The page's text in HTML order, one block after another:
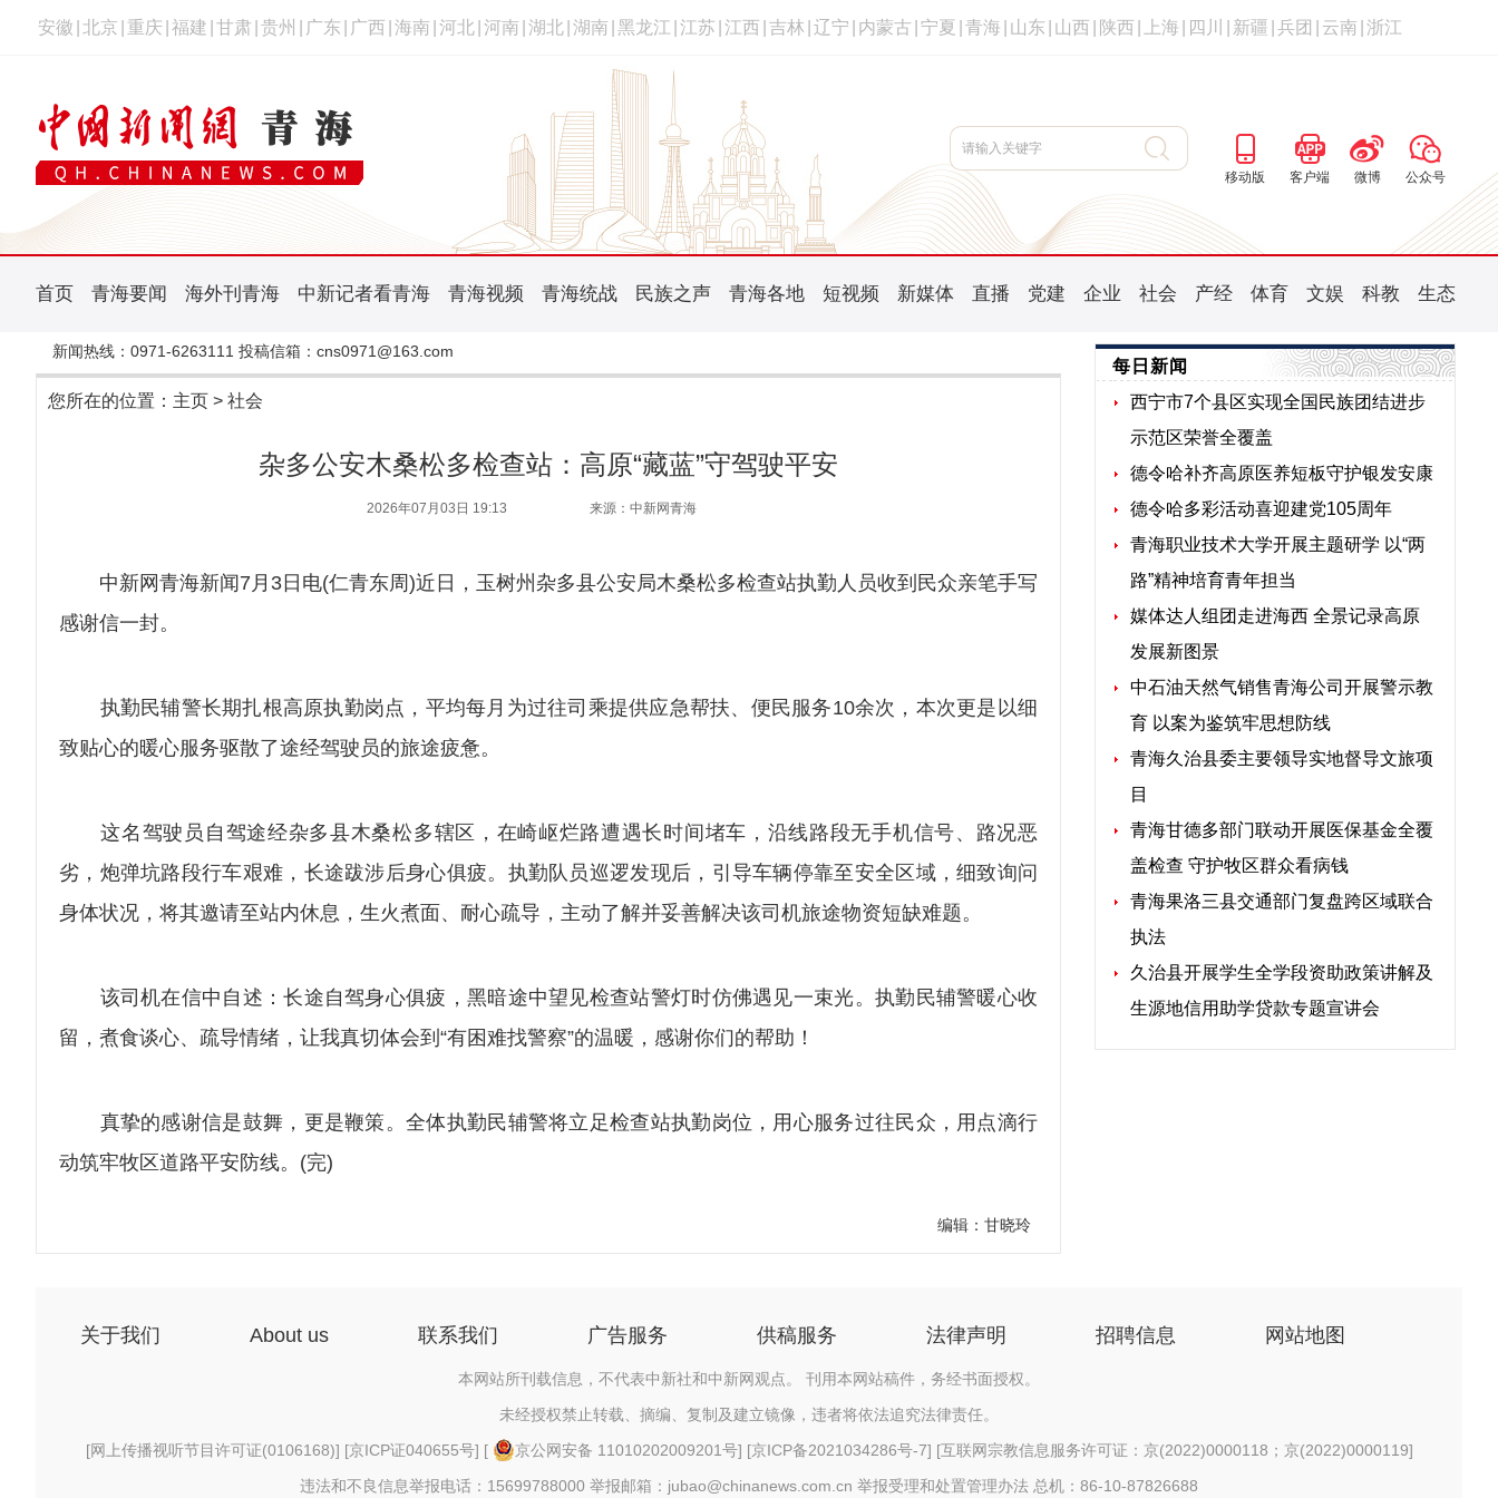
安徽 北京 重庆 福建 甘肃 贵州 广东 广西 海南 河北 河南 湖北 湖南 黑龙江 江苏 江西 吉林 辽宁 内蒙古 宁夏 青海 山东 山西 陕西 上海 四川 新疆 兵团 云南 浙江
移动版 客户端 微博 公众号
首页 青海要闻 海外刊青海 中新记者看青海 青海视频 青海统战 民族之声 青海各地 短视频 新媒体 直播 党建 企业 社会 产经 体育 文娱 科教 生态
新闻热线：0971-6263111 投稿信箱：cns0971@163.com
您所在的位置： 主页 > 社会
杂多公安木桑松多检查站：高原“藏蓝”守驾驶平安
2026年07月03日 19:13 来源：中新网青海
中新网青海新闻7月3日电(仁青东周)近日，玉树州杂多县公安局木桑松多检查站执勤人员收到民众亲笔手写
感谢信一封。
执勤民辅警长期扎根高原执勤岗点，平均每月为过往司乘提供应急帮扶、便民服务10余次，本次更是以细
致贴心的暖心服务驱散了途经驾驶员的旅途疲惫。
这名驾驶员自驾途经杂多县木桑松多辖区，在崎岖烂路遭遇长时间堵车，沿线路段无手机信号、路况恶
劣，炮弹坑路段行车艰难，长途跋涉后身心俱疲。执勤队员巡逻发现后，引导车辆停靠至安全区域，细致询问
身体状况，将其邀请至站内休息，生火煮面、耐心疏导，主动了解并妥善解决该司机旅途物资短缺难题。
该司机在信中自述：长途自驾身心俱疲，黑暗途中望见检查站警灯时仿佛遇见一束光。执勤民辅警暖心收
留，煮食谈心、疏导情绪，让我真切体会到“有困难找警察”的温暖，感谢你们的帮助！
真挚的感谢信是鼓舞，更是鞭策。全体执勤民辅警将立足检查站执勤岗位，用心服务过往民众，用点滴行
动筑牢牧区道路平安防线。(完)
编辑：甘晓玲
每日新闻
西宁市7个县区实现全国民族团结进步
示范区荣誉全覆盖
德令哈补齐高原医养短板守护银发安康
德令哈多彩活动喜迎建党105周年
青海职业技术大学开展主题研学 以“两
路”精神培育青年担当
媒体达人组团走进海西 全景记录高原
发展新图景
中石油天然气销售青海公司开展警示教
育 以案为鉴筑牢思想防线
青海久治县委主要领导实地督导文旅项
目
青海甘德多部门联动开展医保基金全覆
盖检查 守护牧区群众看病钱
青海果洛三县交通部门复盘跨区域联合
执法
久治县开展学生全学段资助政策讲解及
生源地信用助学贷款专题宣讲会
关于我们 About us 联系我们 广告服务 供稿服务 法律声明 招聘信息 网站地图
本网站所刊载信息，不代表中新社和中新网观点。 刊用本网站稿件，务经书面授权。
未经授权禁止转载、摘编、复制及建立镜像，违者将依法追究法律责任。
[网上传播视听节目许可证(0106168)] [京ICP证040655号] [ 京公网安备 11010202009201号] [京ICP备2021034286号-7] [互联网宗教信息服务许可证：京(2022)0000118；京(2022)0000119]
违法和不良信息举报电话：15699788000 举报邮箱：jubao@chinanews.com.cn 举报受理和处置管理办法 总机：86-10-87826688